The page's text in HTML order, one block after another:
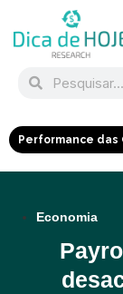
Performance das
Economia